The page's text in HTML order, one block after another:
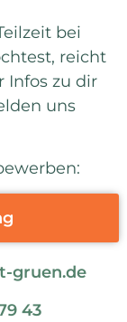
bei
reicht
Infos zu dir
uns
gruen.de
43